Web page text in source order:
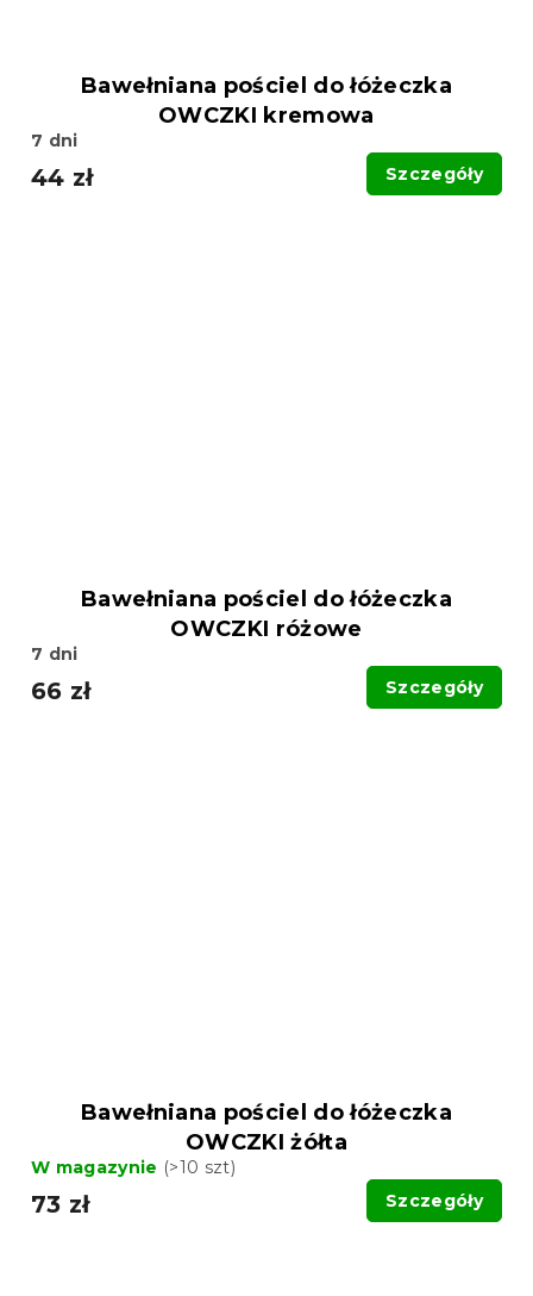
Bawełniana pościel do łóżeczka
OWCZKI kremowa
7 dni
44 zł Szczegóły
Bawełniana pościel do łóżeczka
OWCZKI różowe
7 dni
66 zł Szczegóły
Bawełniana pościel do łóżeczka
OWCZKI żółta
W magazynie (>10 szt)
73 zł Szczegóły